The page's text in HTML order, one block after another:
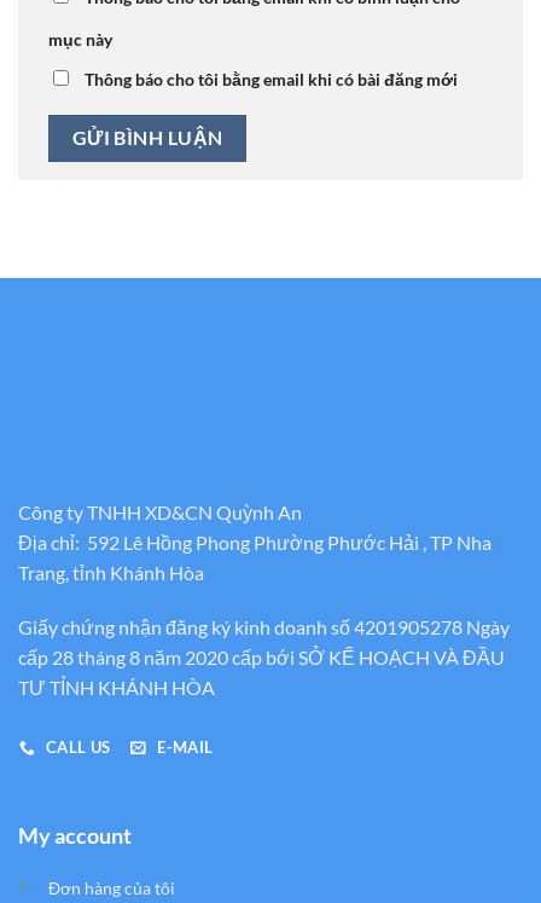
mục này
Thông báo cho tôi bằng email khi có bài đăng mới
Công ty TNHH XD&CN Quỳnh An
Địa chỉ: 592 Lê Hồng Phong Phường Phước Hải , TP Nha
Trang, tỉnh Khánh Hòa
Giấy chứng nhận đăng ký kinh doanh số 4201905278 Ngày
cấp 28 tháng 8 năm 2020 cấp bới SỞ KẾ HOẠCH VÀ ĐẦU
TƯ TỈNH KHÁNH HÒA
CALL US E-MAIL
My account
Đơn hàng của tôi